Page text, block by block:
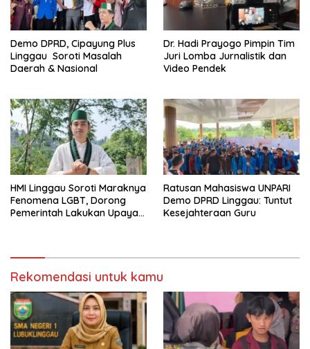
Demo DPRD, Cipayung Plus
Linggau Soroti Masalah
Daerah & Nasional
Dr. Hadi Prayogo Pimpin Tim
Juri Lomba Jurnalistik dan
Video Pendek
HMI Linggau Soroti Maraknya
Fenomena LGBT, Dorong
Pemerintah Lakukan Upaya
Ratusan Mahasiswa UNPARI
Demo DPRD Linggau: Tuntut
Kesejahteraan Guru
Rekomendasi untuk kamu